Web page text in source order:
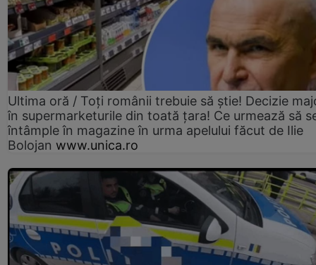
Ultima oră / Toți românii trebuie să știe! Decizie
în supermarketurile din toată țara! Ce urmează să
întâmple în magazine în urma apelului făcut de Ilie
Bolojan www.unica.ro